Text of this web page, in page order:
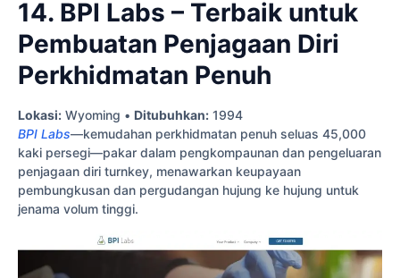
14. BPI Labs – Terbaik untuk
Pembuatan Penjagaan Diri
Perkhidmatan Penuh
Lokasi: Wyoming • Ditubuhkan: 1994
BPI Labs—kemudahan perkhidmatan penuh seluas 45,000
kaki persegi—pakar dalam pengkompaunan dan pengeluaran
penjagaan diri turnkey, menawarkan keupayaan
pembungkusan dan pergudangan hujung ke hujung untuk
jenama volum tinggi.